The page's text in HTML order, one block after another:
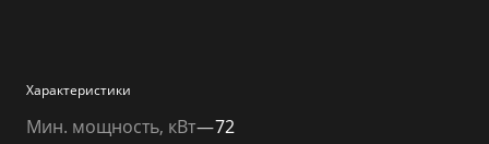
Характеристики
Мин. мощность, кВт—72